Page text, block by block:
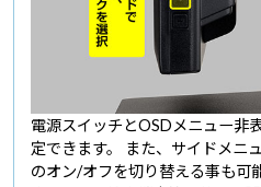
電源スイッチとOSDメニュー非
定できます。 また、サイドメニ
のオン/オフを切り替える事も可